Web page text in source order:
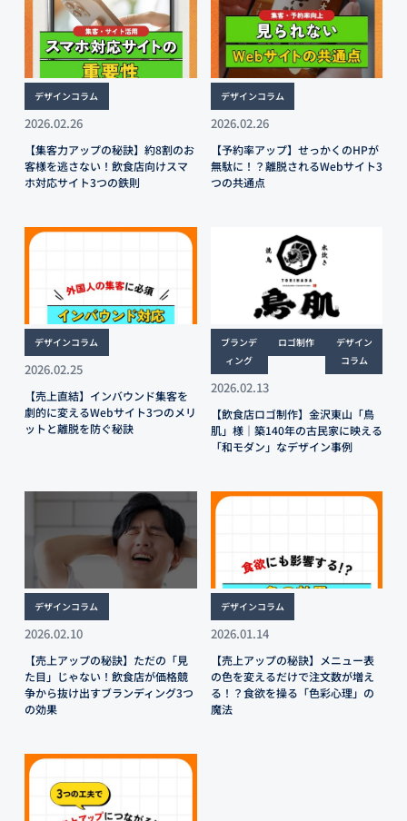
デザインコラム
2026.02.26
【集客力アップの秘訣】約8割のお
客様を逃さない！飲食店向けスマ
ホ対応サイト3つの鉄則
デザインコラム
2026.02.26
【予約率アップ】せっかくのHPが
無駄に！？離脱されるWebサイト3
つの共通点
デザインコラム
2026.02.25
【売上直結】インバウンド集客を
劇的に変えるWebサイト3つのメリ
ットと離脱を防ぐ秘訣
ブランデ
ィング
ロゴ制作
デザイン
コラム
2026.02.13
【飲食店ロゴ制作】金沢東山「鳥
肌」様｜築140年の古民家に映える
「和モダン」なデザイン事例
デザインコラム
2026.02.10
【売上アップの秘訣】ただの「見
た目」じゃない！飲食店が価格競
争から抜け出すブランディング3つ
の効果
デザインコラム
2026.01.14
【売上アップの秘訣】メニュー表
の色を変えるだけで注文数が増え
る！？食欲を操る「色彩心理」の
魔法